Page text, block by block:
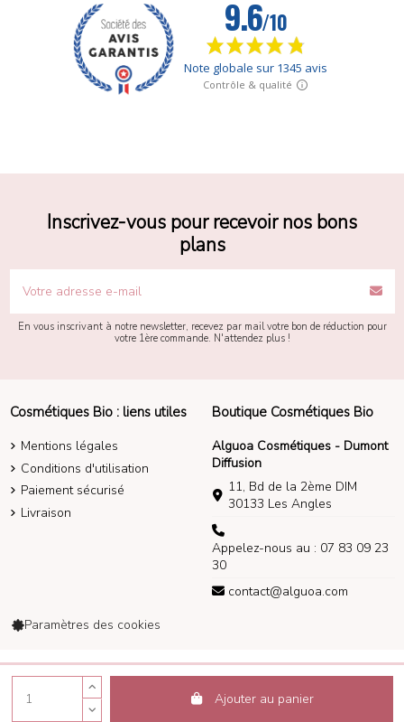
Ajouter au panier
Inscrivez-vous pour recevoir nos bons
plans
En vous inscrivant à notre newsletter, recevez par mail votre bon de réduction pour
votre 1ère commande. N'attendez plus !
Cosmétiques Bio : liens utiles
Mentions légales
Conditions d'utilisation
Paiement sécurisé
Livraison
Boutique Cosmétiques Bio
Alguoa Cosmétiques - Dumont
Diffusion
11, Bd de la 2ème DIM
30133 Les Angles
Appelez-nous au : 07 83 09 23
30
contact@alguoa.com
Paramètres des cookies
Alguoa Cosmétiques 2014-2026